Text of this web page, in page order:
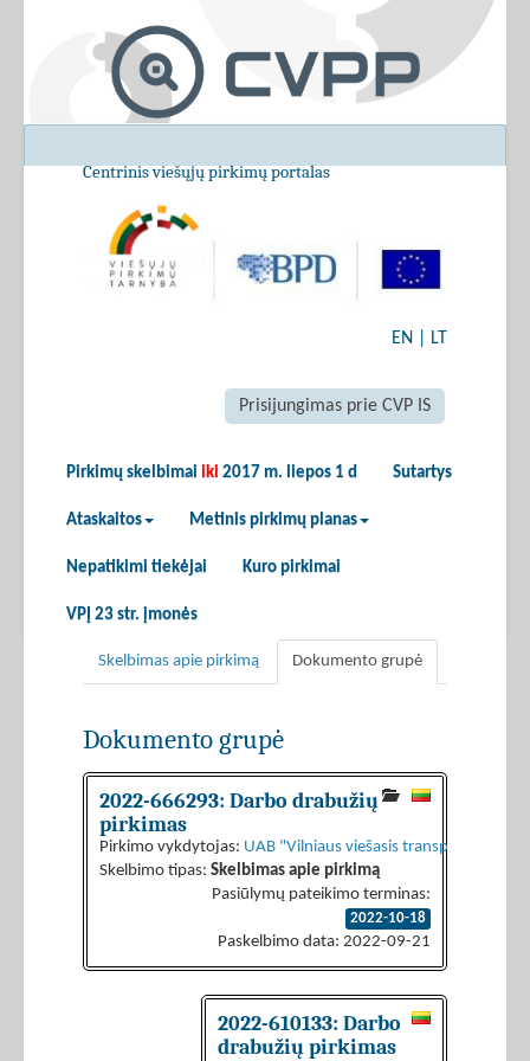
Centrinis viešųjų pirkimų portalas
EN LT
Prisijungimas prie CVP IS
Pirkimų skelbimai iki 2017 m. liepos 1 d Sutartys
Ataskaitos Metinis pirkimų planas
Nepatikimi tiekėjai Kuro pirkimai
VPĮ 23 str. įmonės
Skelbimas apie pirkimą Dokumento grupė
Dokumento grupė
2022-666293: Darbo drabužių
pirkimas
Pirkimo vykdytojas: UAB "Vilniaus viešasis transportas"
Skelbimo tipas: Skelbimas apie pirkimą
Pasiūlymų pateikimo terminas:
2022-10-18
Paskelbimo data: 2022-09-21
2022-610133: Darbo
drabužių pirkimas